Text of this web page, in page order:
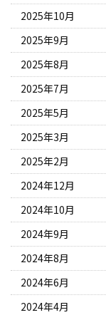
2025年10月
2025年9月
2025年8月
2025年7月
2025年5月
2025年3月
2025年2月
2024年12月
2024年10月
2024年9月
2024年8月
2024年6月
2024年4月